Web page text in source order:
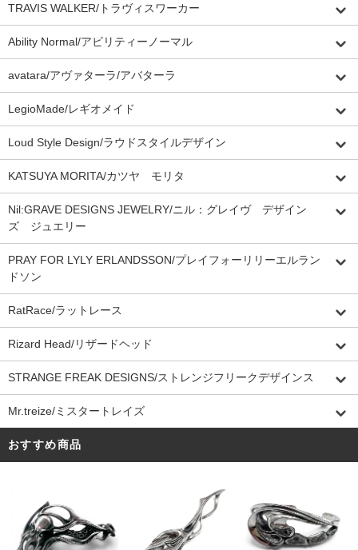
TRAVIS WALKER/トラヴィスワーカー
Ability Normal/アビリティーノーマル
avatara/アヴァターラ/アバターラ
LegioMade/レギオメイド
Loud Style Design/ラウドスタイルデザイン
KATSUYA MORITA/カツヤ モリタ
Nil:GRAVE DESIGNS JEWELRY/ニル：グレイヴ デザイン
ズ ジュエリー
PRAY FOR LYLY ERLANDSSON/プレイフォーリリーエルラン
ドソン
RatRace/ラットレース
Rizard Head/リザードヘッド
STRANGE FREAK DESIGNS/ストレンジフリークデザインス
Mr.treize/ミスタートレイズ
おすすめ商品